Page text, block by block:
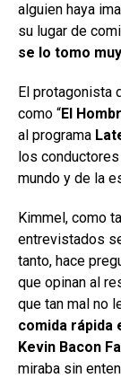
alguien haya
su lugar de
se lo tomo
El protagonista
como “El
al programa
los
mundo y de la
Kimmel, como
entrevistados
tanto, hace
que opinan al
que tan mal no
comida rápida
Kevin Bacon
miraba sin